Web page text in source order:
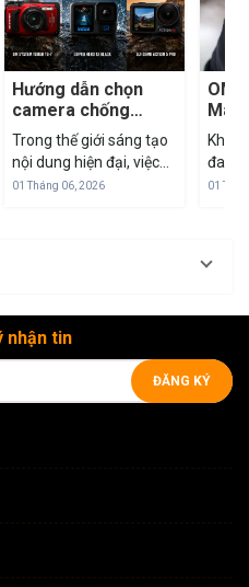
Hướng dẫn chọn
camera chống
nước: TG-7 vs
GoPro vs DJI
Trong thế giới sáng tạo
nội dung hiện đại, việc
sở hữu một thiết bị nhỏ
01 Tháng 06, 2026
OM
M43
Khi
đang
đua
với
01
nhận tin
ĐĂNG KÝ